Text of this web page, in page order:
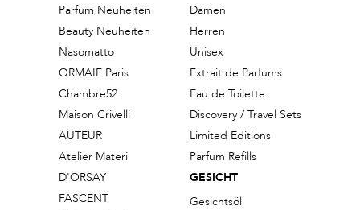
Parfum Neuheiten
Beauty Neuheiten
Nasomatto
ORMAIE Paris
Chambre52
Maison Crivelli
AUTEUR
Atelier Materi
D'ORSAY
FASCENT
Damen
Herren
Unisex
Extrait de Parfums
Eau de Toilette
Discovery / Travel Sets
Limited Editions
Parfum Refills
GESICHT
Gesichtsöl